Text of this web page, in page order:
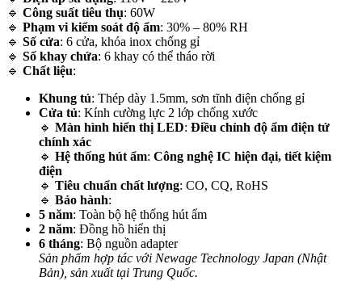
🔹 Công suất tiêu thụ: 60W
🔹 Phạm vi kiểm soát độ ẩm: 30% – 80% RH
🔹 Số cửa: 6 cửa, khóa inox chống gỉ
🔹 Số khay chứa: 6 khay có thể tháo rời
🔹 Chất liệu:
Khung tủ: Thép dày 1.5mm, sơn tĩnh điện chống gỉ
Cửa tủ: Kính cường lực 2 lớp chống xước
🔹 Màn hình hiển thị LED: Điều chỉnh độ ẩm điện tử
chính xác
🔹 Hệ thống hút ẩm: Công nghệ IC hiện đại, tiết kiệm
điện
🔹 Tiêu chuẩn chất lượng: CO, CQ, RoHS
🔹 Bảo hành:
5 năm: Toàn bộ hệ thống hút ẩm
2 năm: Đồng hồ hiển thị
6 tháng: Bộ nguồn adapter
Sản phẩm hợp tác với Newage Technology Japan (Nhật
Bản), sản xuất tại Trung Quốc.